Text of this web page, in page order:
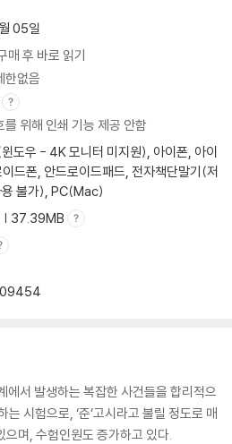
05일
매 후 바로 읽기
한없음
를 위해 인쇄 기능 제공 안함
도우 - 4K 모니터 미지원), 아이폰, 아이
드폰, 안드로이드패드, 전자책단말기(저
용 불가), PC(Mac)
| 37.39MB
에서 발생하는 복잡한 사건들을 합리적으
시험으로, ‘준’고시라고 불릴 정도로 매
며, 수험인원도 증가하고 있다.